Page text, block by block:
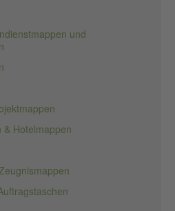
und
& Hotelmappen